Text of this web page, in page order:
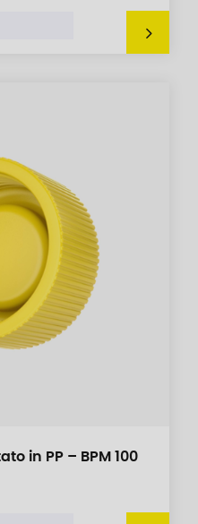
in PP – BPM 100